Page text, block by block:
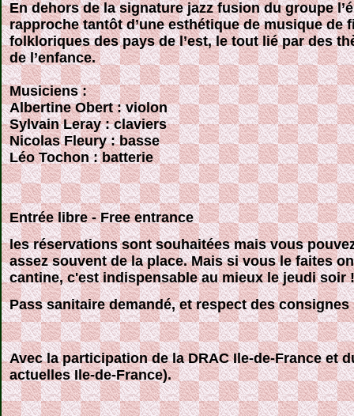
En dehors de la signature jazz fusion du groupe
rapproche tantôt d’une esthétique de musique de
folkloriques des pays de l’est, le tout lié par des
de l’enfance.
Musiciens :
Albertine Obert : violon
Sylvain Leray : claviers
Nicolas Fleury : basse
Léo Tochon : batterie
Entrée libre - Free entrance
les réservations sont souhaitées mais vous
assez souvent de la place. Mais si vous le faites
cantine, c'est indispensable au mieux le jeudi soir !
Pass sanitaire demandé, et respect des
Avec la participation de la DRAC Ile-de-France et
actuelles Ile-de-France).